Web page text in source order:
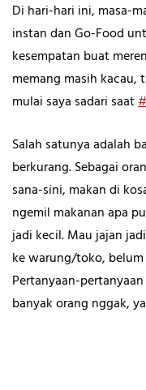
Di hari-hari ini, masa-
instan dan Go-Food
kesempatan buat
memang masih kacau,
mulai saya sadari saat
Salah satunya adalah
berkurang. Sebagai
sana-sini, makan di
ngemil makanan apa
jadi kecil. Mau jajan
ke warung/toko,
Pertanyaan-
banyak orang nggak,